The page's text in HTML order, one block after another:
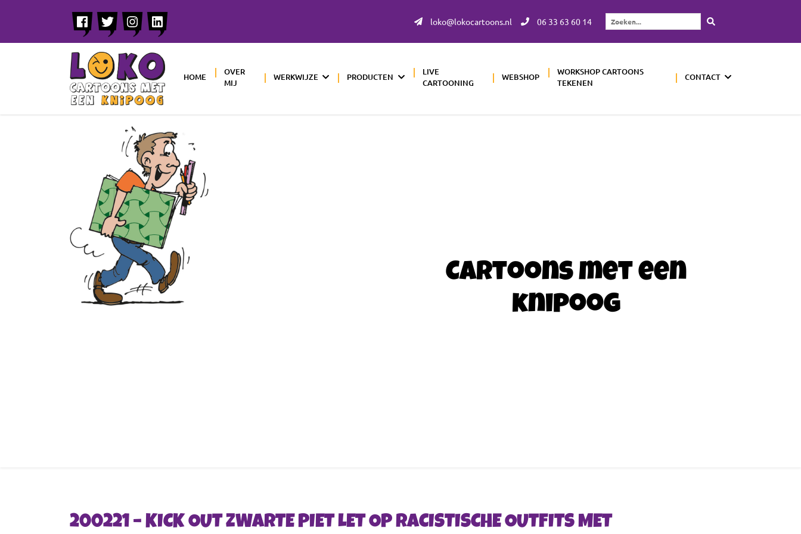
loko@lokocartoons.nl 06 33 63 60 14
Zoeken...
HOME
OVER
MIJ
WERKWIJZE PRODUCTEN
LIVE
CARTOONING
WEBSHOP
WORKSHOP CARTOONS
TEKENEN
CONTACT
Cartoons met een
knipoog
200221 – KICK OUT ZWARTE PIET LET OP RACISTISCHE OUTFITS MET